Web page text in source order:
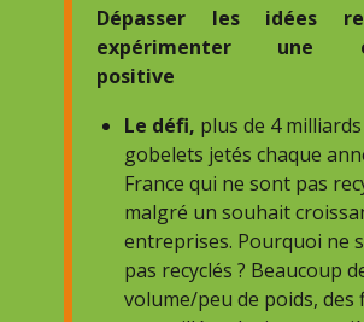
Dépasser les idées
expérimenter une
positive
Le défi, plus de 4
gobelets jetés chaque
France qui ne sont pas
malgré un souhait
entreprises. Pourquoi ne
pas recyclés ? Beaucoup
volume/peu de poids, des